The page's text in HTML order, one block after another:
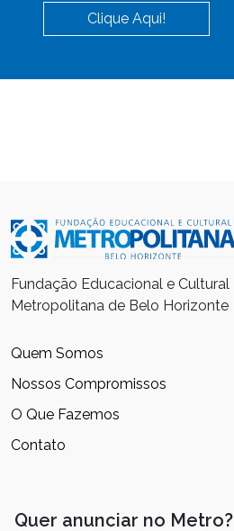
Clique Aqui!
Fundação Educacional e Cultural
Metropolitana de Belo Horizonte
Quem Somos
Nossos Compromissos
O Que Fazemos
Contato
Quer anunciar no Metro?